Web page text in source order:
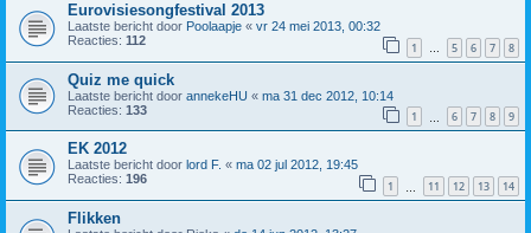
Eurovisiesongfestival 2013
Laatste bericht door Poolaapje « vr 24 mei 2013, 00:32
Reacties: 112 1 … 5 6 7 8
Quiz me quick
Laatste bericht door annekeHU « ma 31 dec 2012, 10:14
Reacties: 133 1 6 7 8 9
EK 2012
Laatste bericht door lord F. « ma 02 jul 2012, 19:45
Reacties: 196 1 11 12 13 14
Flikken